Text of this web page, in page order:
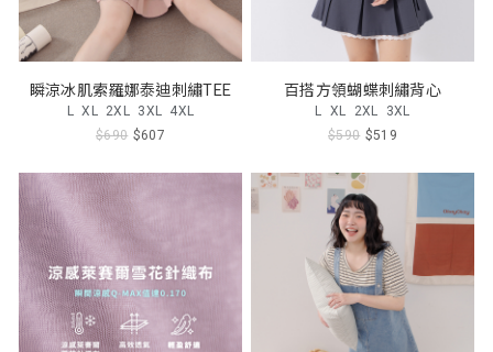
瞬涼冰肌索羅娜泰迪刺繡TEE
L XL 2XL 3XL 4XL
$690 $607
百搭方領蝴蝶刺繡背心
L XL 2XL 3XL
$590 $519